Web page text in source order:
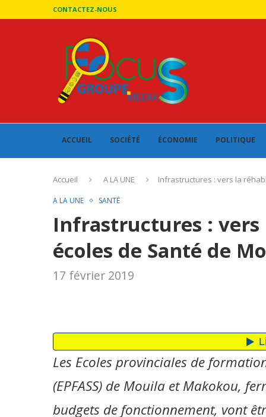
CONTACTEZ-NOUS
ACCUEIL SOCIÉTÉ ÉCONOMIE POLITIQUE
Accueil A LA UNE Infrastructures : vers la
A LA UNE SANTÉ
Infrastructures :
écoles de Santé de
17 février 2019
Les Ecoles provinciales de
(EPFASS) de Mouila et Makokou,
budgets de fonctionnement, vont